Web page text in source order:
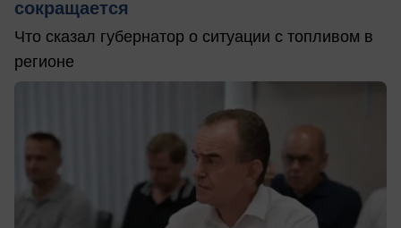
сокращается
Что сказал губернатор о ситуации с топливом в
регионе